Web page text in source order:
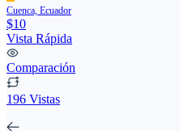
Cuenca, Ecuador
$10
Vista Rápida
Comparación
196 Vistas